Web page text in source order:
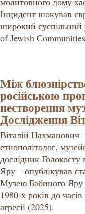
Інцидент шокував
широкий суспільний
of Jewish
Між
російською
нестворення
Дослідження
Віталій Нахманович
етнополітолог,
дослідник Голокосту
Яру – опублікував
Музею Бабиного Яру
1980-х років до
агресії (2025).